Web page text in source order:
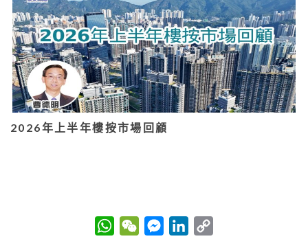
2026年上半年樓按市場回顧
W
h
W
e
M
e
L